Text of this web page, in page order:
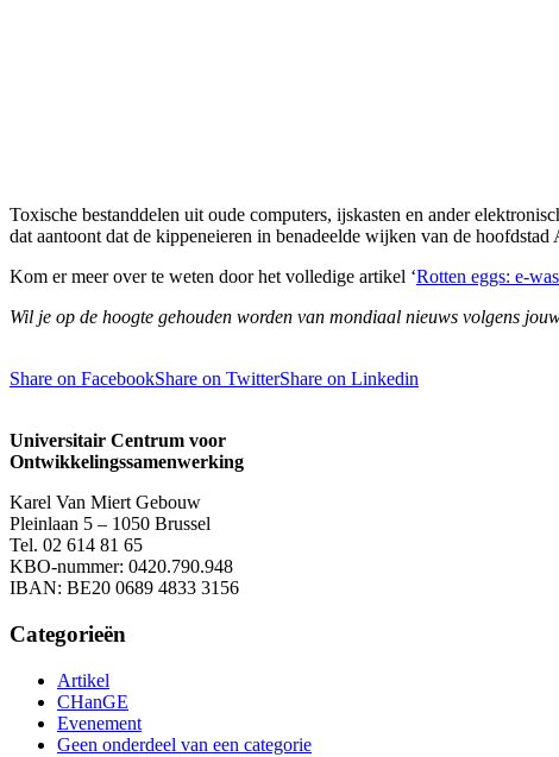
Toxische bestanddelen uit oude computers, ijskasten en ander
dat aantoont dat de kippeneieren in benadeelde wijken van de
Kom er meer over te weten door het volledige artikel ‘Rotten eggs: e-
Wil je op de hoogte gehouden worden van mondiaal nieuws volgens
Share on FacebookShare on TwitterShare on Linkedin
Universitair Centrum voor
Ontwikkelings­­­samenwerking­
Karel Van Miert Gebouw
Pleinlaan 5 – 1050 Brussel
Tel. 02 614 81 65
KBO-nummer: 0420.790.948
IBAN: BE20 0689 4833 3156
Categorieën
Artikel
CHanGE
Evenement
Geen onderdeel van een categorie